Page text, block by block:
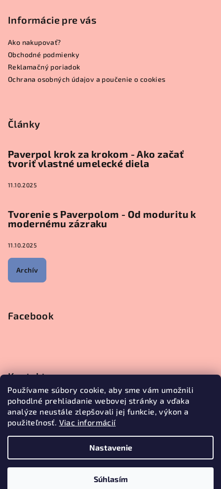
Používame súbory cookie, aby sme vám umožnili
pohodlné prehliadanie webovej stránky a vďaka
analýze neustále zlepšovali jej funkcie, výkon a
použiteľnosť. Viac informácií
Nastavenie
Súhlasím
Informácie pre vás
Ako nakupovať?
Obchodné podmienky
Reklamačný poriadok
Ochrana osobných údajov a poučenie o cookies
Články
Paverpol krok za krokom - Ako začať
tvoriť vlastné umelecké diela
11.10.2025
Tvorenie s Paverpolom - Od moduritu k
modernému zázraku
11.10.2025
Archív
Facebook
Kontakt
objednavky@janetecreative.sk
+421905499957